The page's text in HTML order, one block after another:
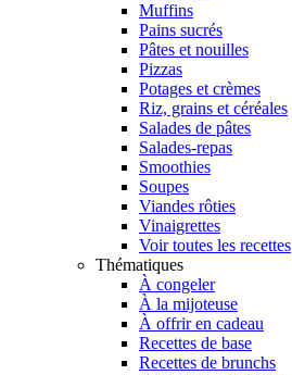
Muffins
Pains sucrés
Pâtes et nouilles
Pizzas
Potages et crèmes
Riz, grains et céréales
Salades de pâtes
Salades-repas
Smoothies
Soupes
Viandes rôties
Vinaigrettes
Voir toutes les recettes
Thématiques
À congeler
À la mijoteuse
À offrir en cadeau
Recettes de base
Recettes de brunchs